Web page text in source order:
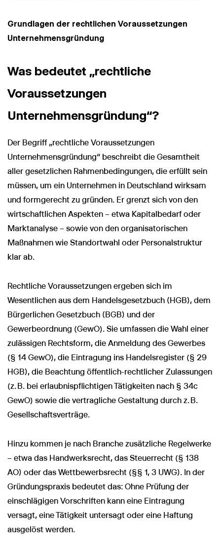
Grundlagen der rechtlichen Voraussetzungen
Unternehmensgründung
Was bedeutet „rechtliche
Voraussetzungen
Unternehmensgründung“?
Der Begriff „rechtliche Voraussetzungen
Unternehmensgründung“ beschreibt die Gesamtheit
aller gesetzlichen Rahmenbedingungen, die erfüllt sein
müssen, um ein Unternehmen in Deutschland wirksam
und formgerecht zu gründen. Er grenzt sich von den
wirtschaftlichen Aspekten – etwa Kapitalbedarf oder
Marktanalyse – sowie von den organisatorischen
Maßnahmen wie Standortwahl oder Personalstruktur
klar ab.
Rechtliche Voraussetzungen ergeben sich im
Wesentlichen aus dem Handelsgesetzbuch (HGB), dem
Bürgerlichen Gesetzbuch (BGB) und der
Gewerbeordnung (GewO). Sie umfassen die Wahl einer
zulässigen Rechtsform, die Anmeldung des Gewerbes
(§ 14 GewO), die Eintragung ins Handelsregister (§ 29
HGB), die Beachtung öffentlich-rechtlicher Zulassungen
(z. B. bei erlaubnispflichtigen Tätigkeiten nach § 34c
GewO) sowie die vertragliche Gestaltung durch z. B.
Gesellschaftsverträge.
Hinzu kommen je nach Branche zusätzliche Regelwerke
– etwa das Handwerksrecht, das Steuerrecht (§ 138
AO) oder das Wettbewerbsrecht (§§ 1, 3 UWG). In der
Gründungspraxis bedeutet das: Ohne Prüfung der
einschlägigen Vorschriften kann eine Eintragung
versagt, eine Tätigkeit untersagt oder eine Haftung
ausgelöst werden.